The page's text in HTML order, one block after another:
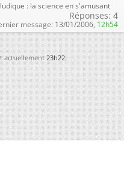
: la science en s'amusant
Réponses: 4
message: 13/01/2006, 12h54
actuellement23h22.